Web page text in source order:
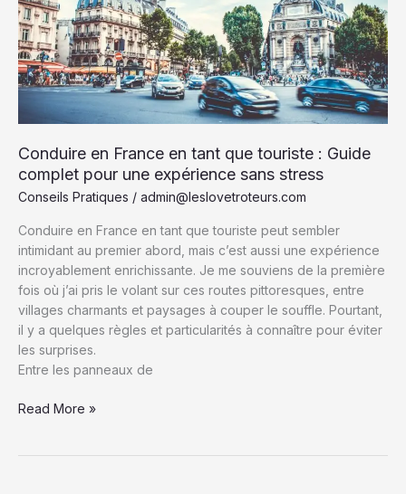
et
découvrez
des
récits
fascinants
Conduire en France en tant que touriste : Guide
complet pour une expérience sans stress
Conseils Pratiques / admin@leslovetroteurs.com
Conduire en France en tant que touriste peut sembler
intimidant au premier abord, mais c’est aussi une expérience
incroyablement enrichissante. Je me souviens de la première
fois où j’ai pris le volant sur ces routes pittoresques, entre
villages charmants et paysages à couper le souffle. Pourtant,
il y a quelques règles et particularités à connaître pour éviter
les surprises.
Entre les panneaux de
Conduire
Read More »